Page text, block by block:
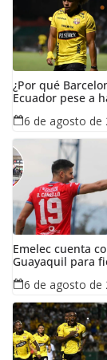
¿Por qué
Ecuador pese a
6 de agosto de
Emelec cuenta
Guayaquil para
6 de agosto de